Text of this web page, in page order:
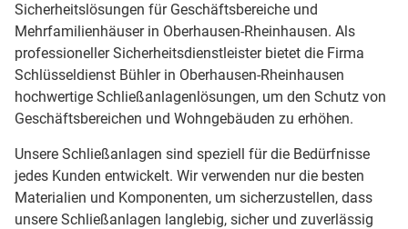
Sicherheitslösungen für Geschäftsbereiche und
Mehrfamilienhäuser in Oberhausen-Rheinhausen. Als
professioneller Sicherheitsdienstleister bietet die Firma
Schlüsseldienst Bühler in Oberhausen-Rheinhausen
hochwertige Schließanlagenlösungen, um den Schutz von
Geschäftsbereichen und Wohngebäuden zu erhöhen.
Unsere Schließanlagen sind speziell für die Bedürfnisse
jedes Kunden entwickelt. Wir verwenden nur die besten
Materialien und Komponenten, um sicherzustellen, dass
unsere Schließanlagen langlebig, sicher und zuverlässig